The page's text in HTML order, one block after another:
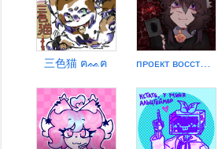
三色猫 ฅᨐฅ пᴘоᴇкт восстαния своҕоды